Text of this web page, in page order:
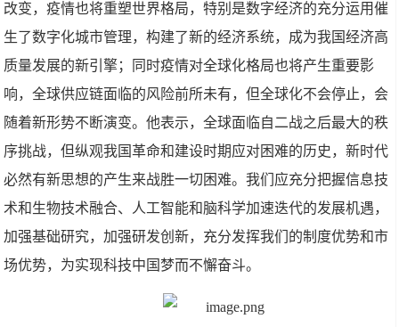
改变，疫情也将重塑世界格局，特别是数字经济的充分运用催
生了数字化城市管理，构建了新的经济系统，成为我国经济高
质量发展的新引擎；同时疫情对全球化格局也将产生重要影
响，全球供应链面临的风险前所未有，但全球化不会停止，会
随着新形势不断演变。他表示，全球面临自二战之后最大的秩
序挑战，但纵观我国革命和建设时期应对困难的历史，新时代
必然有新思想的产生来战胜一切困难。我们应充分把握信息技
术和生物技术融合、人工智能和脑科学加速迭代的发展机遇，
加强基础研究，加强研发创新，充分发挥我们的制度优势和市
场优势，为实现科技中国梦而不懈奋斗。